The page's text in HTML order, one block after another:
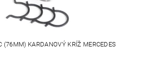
(76MM) KARDANOVÝ KRÍŽ MERCEDES